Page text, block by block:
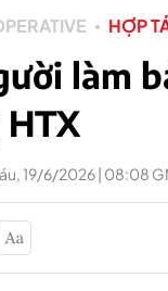
HỢP
làm
19/6/2026 | 08:08